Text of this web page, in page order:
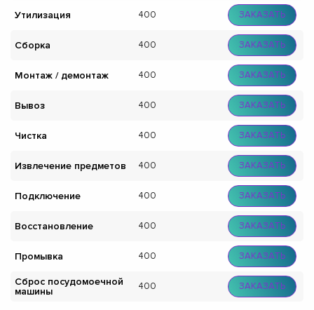
Утилизация 400 ЗАКАЗАТЬ
Сборка 400 ЗАКАЗАТЬ
Монтаж / демонтаж 400 ЗАКАЗАТЬ
Вывоз 400 ЗАКАЗАТЬ
Чистка 400 ЗАКАЗАТЬ
Извлечение предметов 400 ЗАКАЗАТЬ
Подключение 400 ЗАКАЗАТЬ
Восстановление 400 ЗАКАЗАТЬ
Промывка 400 ЗАКАЗАТЬ
Сброс посудомоечной
машины
400 ЗАКАЗАТЬ